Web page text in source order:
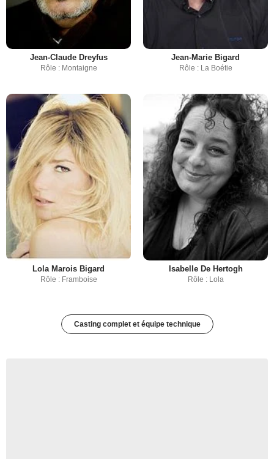
Jean-Claude Dreyfus
Rôle : Montaigne
Jean-Marie Bigard
Rôle : La Boétie
Lola Marois Bigard
Rôle : Framboise
Isabelle De Hertogh
Rôle : Lola
Casting complet et équipe technique